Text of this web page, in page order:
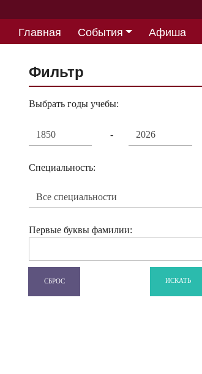
Главная События Афиша
Фильтр
Выбрать годы учебы:
-
Специальность:
Первые буквы фамилии:
СБРОС ИСКАТЬ